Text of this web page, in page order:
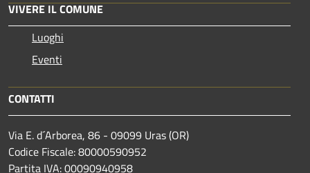
VIVERE IL COMUNE
Luoghi
Eventi
CONTATTI
Via E. d´Arborea, 86 - 09099 Uras (OR)
Codice Fiscale: 80000590952
Partita IVA: 00090940958